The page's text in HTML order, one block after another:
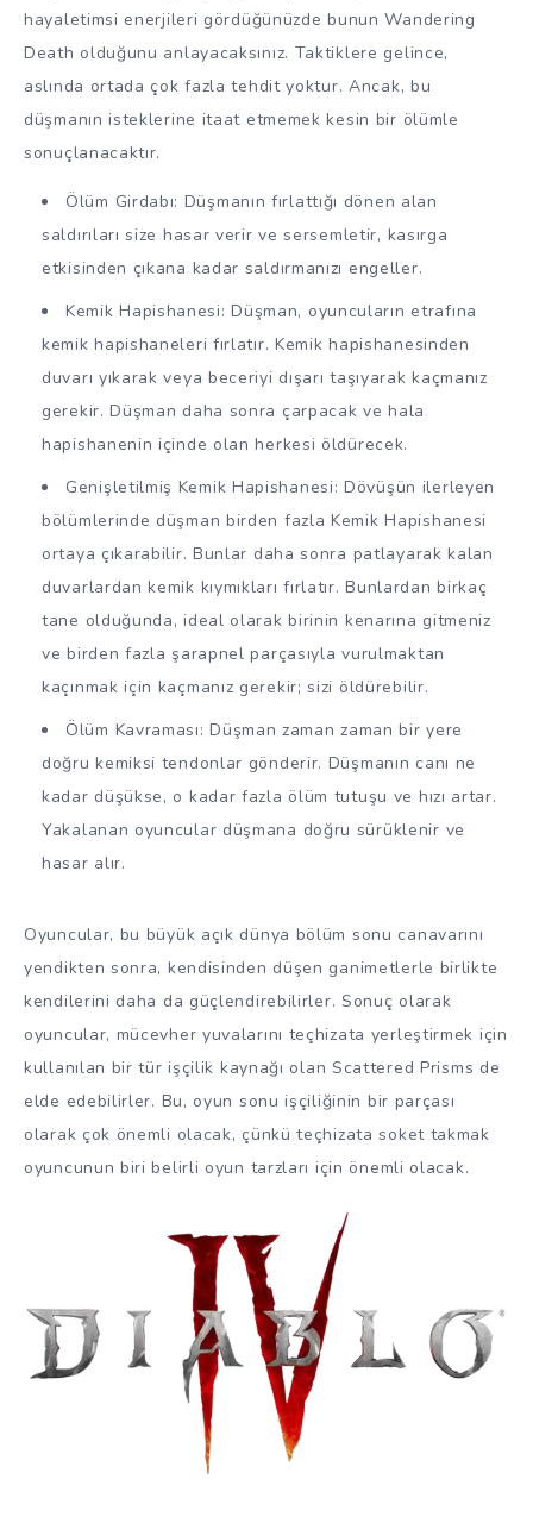
hayaletimsi enerjileri gördüğünüzde bunun Wandering
Death olduğunu anlayacaksınız. Taktiklere gelince,
aslında ortada çok fazla tehdit yoktur. Ancak, bu
düşmanın isteklerine itaat etmemek kesin bir ölümle
sonuçlanacaktır.
Ölüm Girdabı: Düşmanın fırlattığı dönen alan
saldırıları size hasar verir ve sersemletir, kasırga
etkisinden çıkana kadar saldırmanızı engeller.
Kemik Hapishanesi: Düşman, oyuncuların etrafına
kemik hapishaneleri fırlatır. Kemik hapishanesinden
duvarı yıkarak veya beceriyi dışarı taşıyarak kaçmanız
gerekir. Düşman daha sonra çarpacak ve hala
hapishanenin içinde olan herkesi öldürecek.
Genişletilmiş Kemik Hapishanesi: Dövüşün ilerleyen
bölümlerinde düşman birden fazla Kemik Hapishanesi
ortaya çıkarabilir. Bunlar daha sonra patlayarak kalan
duvarlardan kemik kıymıkları fırlatır. Bunlardan birkaç
tane olduğunda, ideal olarak birinin kenarına gitmeniz
ve birden fazla şarapnel parçasıyla vurulmaktan
kaçınmak için kaçmanız gerekir; sizi öldürebilir.
Ölüm Kavraması: Düşman zaman zaman bir yere
doğru kemiksi tendonlar gönderir. Düşmanın canı ne
kadar düşükse, o kadar fazla ölüm tutuşu ve hızı artar.
Yakalanan oyuncular düşmana doğru sürüklenir ve
hasar alır.
Oyuncular, bu büyük açık dünya bölüm sonu canavarını
yendikten sonra, kendisinden düşen ganimetlerle birlikte
kendilerini daha da güçlendirebilirler. Sonuç olarak
oyuncular, mücevher yuvalarını teçhizata yerleştirmek için
kullanılan bir tür işçilik kaynağı olan Scattered Prisms de
elde edebilirler. Bu, oyun sonu işçiliğinin bir parçası
olarak çok önemli olacak, çünkü teçhizata soket takmak
oyuncunun biri belirli oyun tarzları için önemli olacak.